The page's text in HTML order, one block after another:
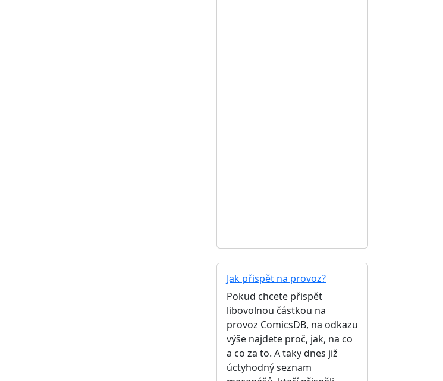
Jak přispět na provoz?
Pokud chcete přispět
libovolnou částkou na
provoz ComicsDB, na odkazu
výše najdete proč, jak, na co
a co za to. A taky dnes již
úctyhodný seznam